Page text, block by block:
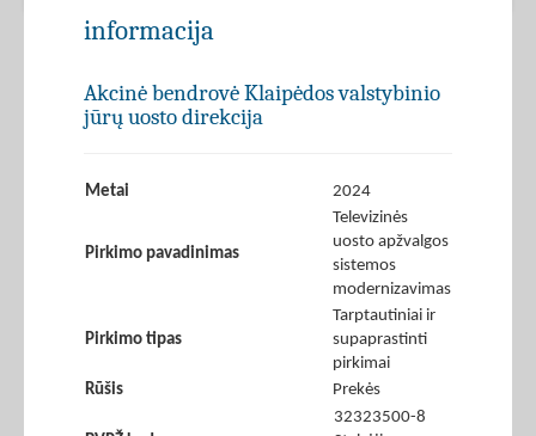
informacija
Akcinė bendrovė Klaipėdos valstybinio
jūrų uosto direkcija
Metai 2024
Pirkimo pavadinimas
Televizinės
uosto apžvalgos
sistemos
modernizavimas
Pirkimo tipas
Tarptautiniai ir
supaprastinti
pirkimai
Rūšis
Prekės
32323500-8